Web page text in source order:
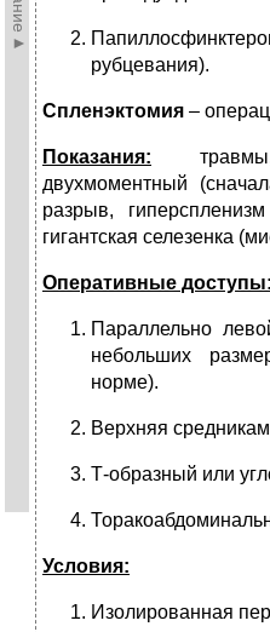
рубцевания).
Спленэктомия –
Показания:
двухмоментный
разрыв,
гигант­ская селезенка
Оперативные доступы:
Параллельно
небольших
норме).
Верхняя
Т-образный или
Условия:
Изолированная